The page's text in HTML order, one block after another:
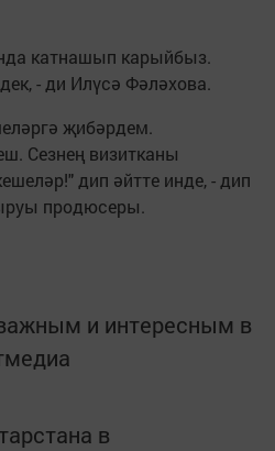
катнашып карыйбыз.
- ди Илүсә Фәләхова.
җибәрдем.
Сезнең визитканы
дип әйтте инде, - дип
продюсеры.
и интересным в
в